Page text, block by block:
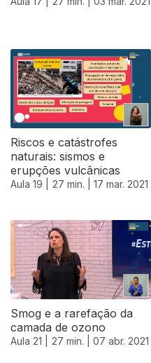
Riscos e catástrofes
naturais: sismos e
erupções vulcânicas
Aula 19 | 27 min. | 17 mar. 2021
Smog e a rarefação da
camada de ozono
Aula 21 | 27 min. | 07 abr. 2021